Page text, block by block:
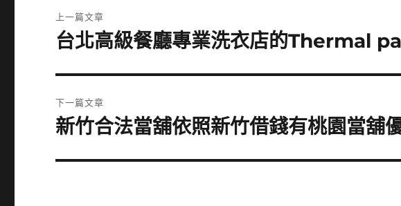
章
上一篇文章
上
篇
章:
台北高級餐廳專業洗衣店的Thermal
下一篇文章
下
篇
新竹合法當舖依照新竹借錢有桃園當舖